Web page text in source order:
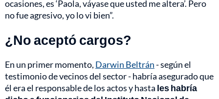
ocasiones, es ‘Paola, váyase que usted me altera’. Pero
no fue agresivo, yo lo vi bien”.
¿No aceptó cargos?
En un primer momento, Darwin Beltrán- según el
testimonio de vecinos del sector - habría asegurado que
él era el responsable de los actos y hasta les habría